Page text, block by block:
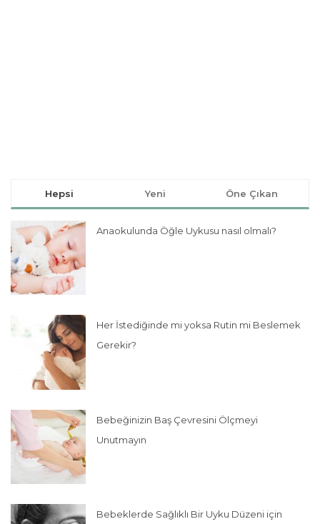
Hepsi Yeni Öne Çıkan
Anaokulunda Öğle Uykusu nasıl olmalı?
Her İstediğinde mi yoksa Rutin mi Beslemek
Gerekir?
Bebeğinizin Baş Çevresini Ölçmeyi
Unutmayın
Bebeklerde Sağlıklı Bir Uyku Düzeni için